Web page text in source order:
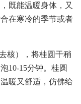
既能温暖身体，又
在寒冷的季节或者
核），将桂圆干稍
10-15分钟。桂圆
暖又舒适，仿佛给